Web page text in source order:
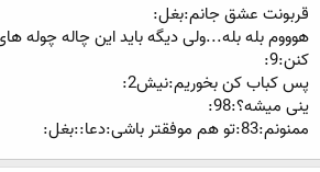
قربونت عشق جانم:بغل:
هوووم بله بله...ولی دیگه باید این چاله چوله
کنن:9:
پس کباب کن بخوریم:نیش2:
ینی میشه؟:98:
ممنونم:83:تو هم موفقتر باشی:دعا::بغل: